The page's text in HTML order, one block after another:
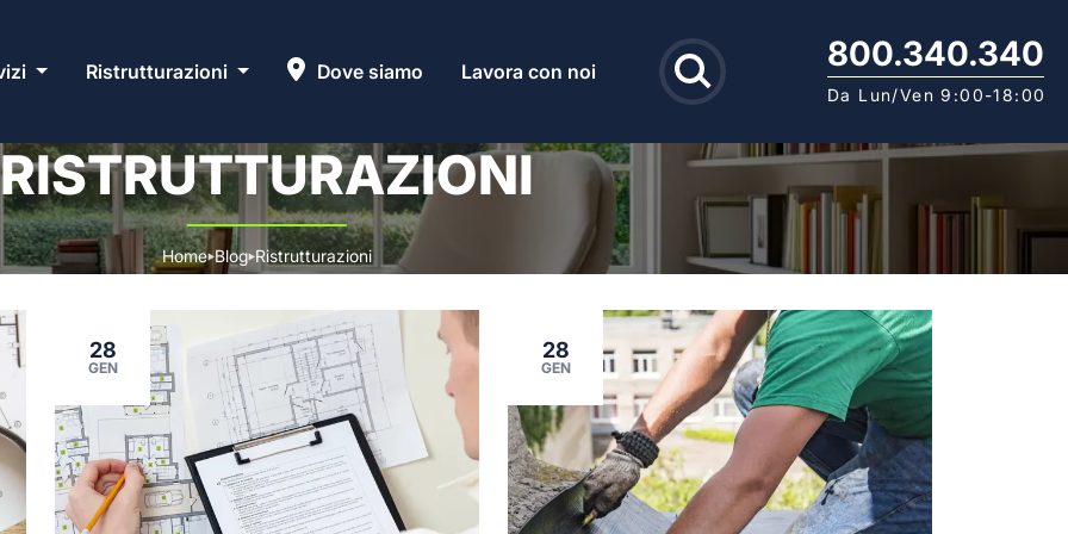
Ristrutturazioni Dove siamo Lavora con noi 800.340.340
Da Lun/Ven 9:00-18:00
RISTRUTTURAZIONI
Home▶Blog▶Ristrutturazioni
28
GEN
28
GEN